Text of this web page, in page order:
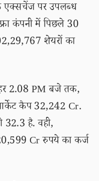
एक्सचेंज पर उपलब्ध
कंपनी में पिछले 30
शेयरों का
2.08 PM बजे तक,
कैप 32,242 Cr.
है. वही,
Cr रुपये का कर्ज